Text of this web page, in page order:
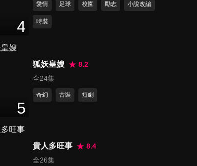
第13集
60分鐘
4
愛情 足球 校園 勵志 小說改編
時裝
5
狐妖皇嫂
8.2
全24集
奇幻 古裝 短劇
貴人多旺事
8.4
全26集